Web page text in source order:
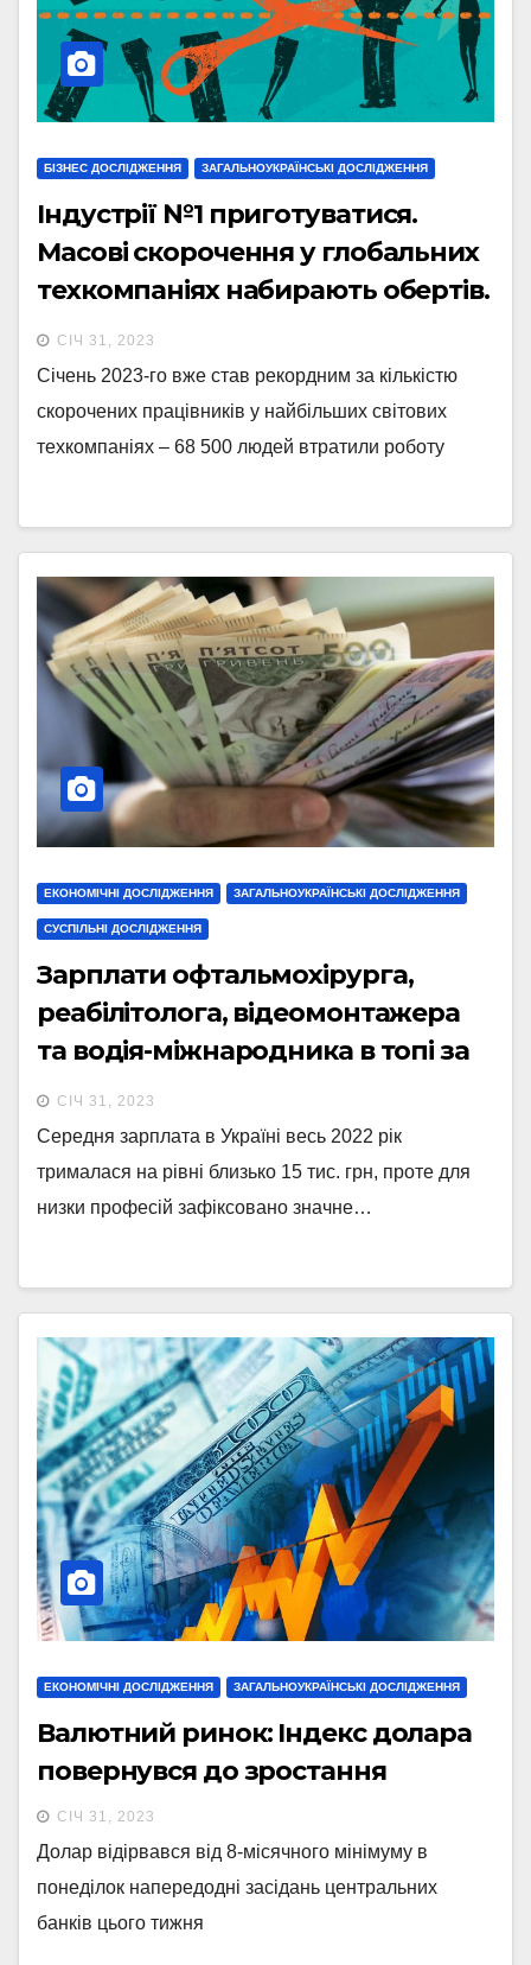
БІЗНЕС ДОСЛІДЖЕННЯ ЗАГАЛЬНОУКРАЇНСЬКІ ДОСЛІДЖЕННЯ
Індустрії №1 приготуватися.
Масові скорочення у глобальних
техкомпаніях набирають обертів.
Україну теж не омине – в зоні
ризику до 30% айтівців
СІЧ 31, 2023
Січень 2023-го вже став рекордним за кількістю
скорочених працівників у найбільших світових
техкомпаніях – 68 500 людей втратили роботу
ЕКОНОМІЧНІ ДОСЛІДЖЕННЯ ЗАГАЛЬНОУКРАЇНСЬКІ ДОСЛІДЖЕННЯ
СУСПІЛЬНІ ДОСЛІДЖЕННЯ
Зарплати офтальмохірурга,
реабілітолога, відеомонтажера
та водія-міжнародника в топі за
зростанням у 2022 році
СІЧ 31, 2023
Середня зарплата в Україні весь 2022 рік
трималася на рівні близько 15 тис. грн, проте для
низки професій зафіксовано значне…
ЕКОНОМІЧНІ ДОСЛІДЖЕННЯ ЗАГАЛЬНОУКРАЇНСЬКІ ДОСЛІДЖЕННЯ
Валютний ринок: Індекс долара
повернувся до зростання
СІЧ 31, 2023
Долар відірвався від 8-місячного мінімуму в
понеділок напередодні засідань центральних
банків цього тижня